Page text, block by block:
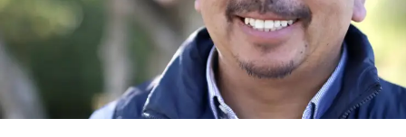
y el cierre perimetral del Club Deportivo Aucar, obras
fundamentales para el desarrollo comunitario.
El alcalde de Quemchi, Javier Ugarte, expresó una
situación similar, señalando que en su comuna tienen